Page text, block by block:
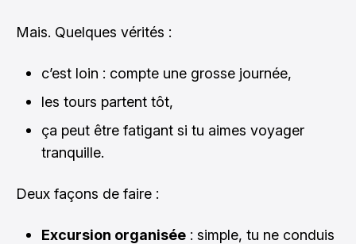
Mais. Quelques vérités :
c’est loin : compte une grosse journée,
les tours partent tôt,
ça peut être fatigant si tu aimes voyager
tranquille.
Deux façons de faire :
Excursion organisée : simple, tu ne conduis